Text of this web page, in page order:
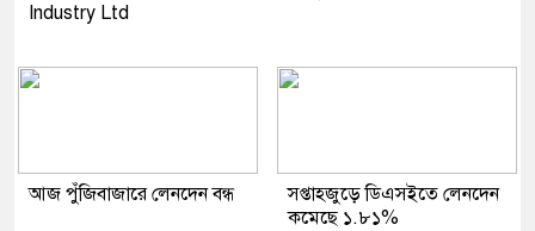
Industry Ltd
আজ পুঁজিবাজারে লেনদেন বন্ধ
সপ্তাহজুড়ে ডিএসইতে লেনদেন
কমেছে ১.৮১%